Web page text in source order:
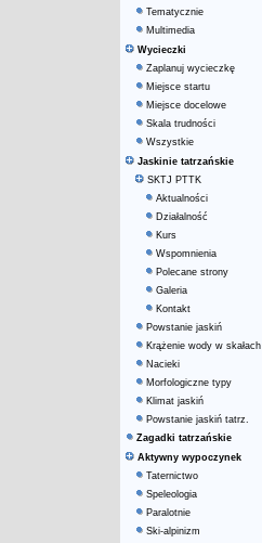
Tematycznie
Multimedia
Wycieczki
Zaplanuj wycieczkę
Miejsce startu
Miejsce docelowe
Skala trudności
Wszystkie
Jaskinie tatrzańskie
SKTJ PTTK
Aktualności
Działalność
Kurs
Wspomnienia
Polecane strony
Galeria
Kontakt
Powstanie jaskiń
Krążenie wody w skałach
Nacieki
Morfologiczne typy
Klimat jaskiń
Powstanie jaskiń tatrz.
Zagadki tatrzańskie
Aktywny wypoczynek
Taternictwo
Speleologia
Paralotnie
Ski-alpinizm